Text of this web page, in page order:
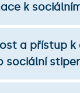
k
a přístup
sociální